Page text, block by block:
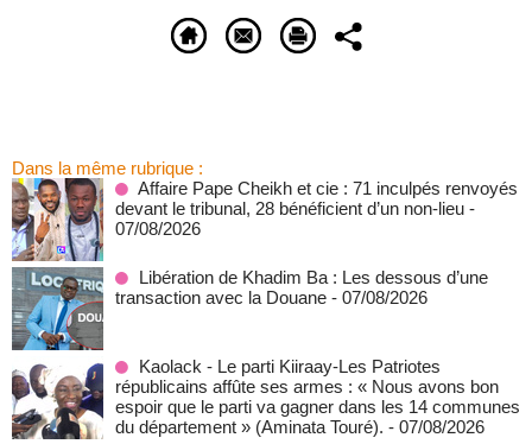
Dans la même rubrique :
Affaire Pape Cheikh et cie : 71 inculpés renvoyés
devant le tribunal, 28 bénéficient d’un non-lieu -
07/08/2026
Libération de Khadim Ba : Les dessous d’une
transaction avec la Douane - 07/08/2026
Kaolack - Le parti Kiiraay-Les Patriotes
républicains affûte ses armes : « Nous avons bon
espoir que le parti va gagner dans les 14 communes
du département » (Aminata Touré). - 07/08/2026